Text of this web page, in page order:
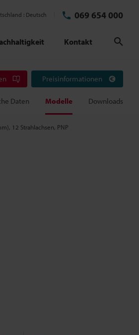
Deutsch 069 654 000
Kontakt
Preisinformationen
Daten Modelle Downloads
12 Strahlachsen, PNP